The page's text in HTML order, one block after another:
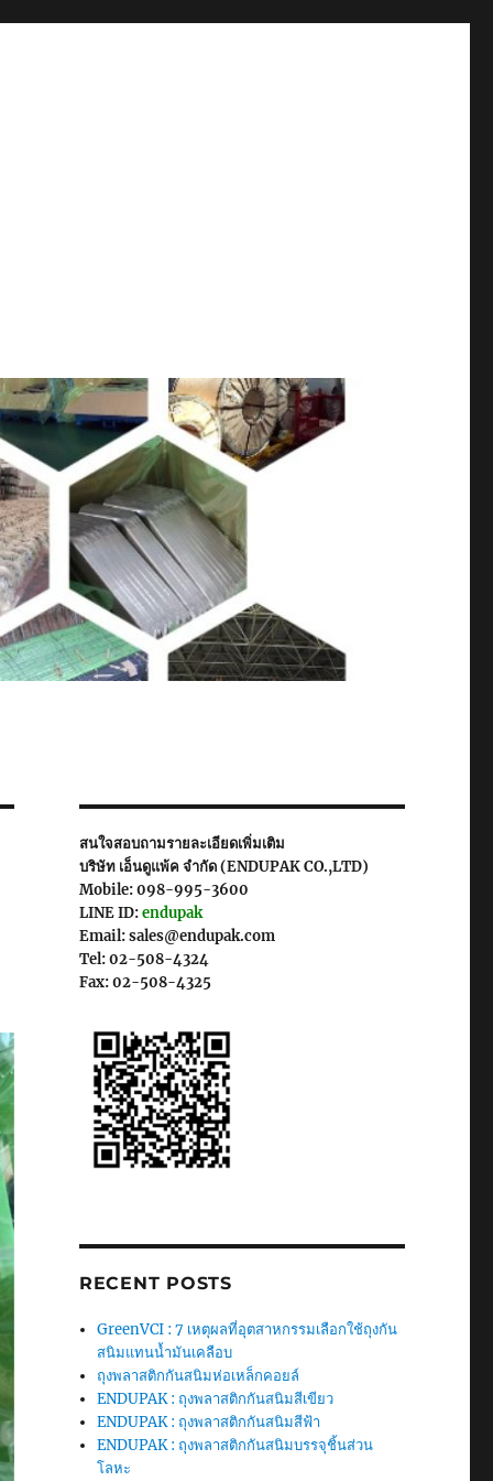
สนใจสอบถามรายละเอียดเพิ่มเติม
บริษัท เอ็นดูแพ้ค จำกัด (ENDUPAK CO.,LTD)
Mobile: 098-995-3600
LINE ID:endupak
Email: sales@endupak.com
Tel: 02-508-4324
Fax: 02-508-4325
RECENT POSTS
GreenVCI : 7 เหตุผลที่อุตสาหกรรมเลือกใช้ถุงกัน
สนิมแทนน้ำมันเคลือบ
ถุงพลาสติกกันสนิมห่อเหล็กคอยล์
ENDUPAK : ถุงพลาสติกกันสนิมสีเขียว
ENDUPAK : ถุงพลาสติกกันสนิมสีฟ้า
ENDUPAK : ถุงพลาสติกกันสนิมบรรจุชิ้นส่วน
โลหะ